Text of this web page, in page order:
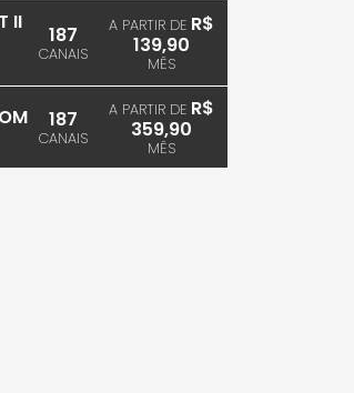
II
187
CANAIS
A PARTIR DE R$
139,90
MÊS
187
CANAIS
A PARTIR DE R$
359,90
MÊS